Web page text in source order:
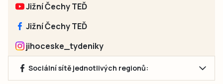
Jižní Čechy TEĎ
Jižní Čechy TEĎ
jihoceske_tydeniky
Sociální sítě jednotlivých regionů: